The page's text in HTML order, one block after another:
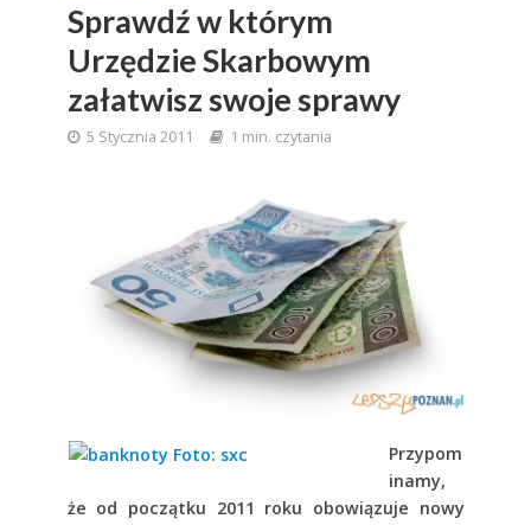
Sprawdź w którym
Urzędzie Skarbowym
załatwisz swoje sprawy
5 Stycznia 2011 1 min. czytania
Przypom
inamy,
że od początku 2011 roku obowiązuje nowy